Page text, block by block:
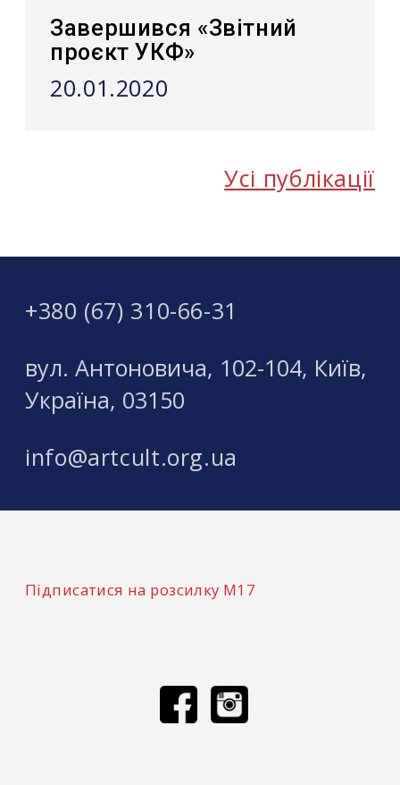
Завершився «Звітний
проєкт УКФ»
20.01.2020
Усі публікації
+380 (67) 310-66-31
вул. Антоновича, 102-104, Київ,
Україна, 03150
info@artcult.org.ua
Підписатися на розсилку М17